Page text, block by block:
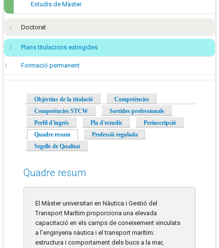
Estudis de Màster
Doctorat
Plans titulacions extingides
Formació permanent
Objectius de la titulació
Competències
Competències STCW
Sortides professionals
Perfil d'ingrés
Pla d'estudis
Preinscripció
Quadre resum (pestanya activa)
Professió regulada
Segells de Qualitat
Quadre resum
El Màster universitari en Nàutica i Gestió del
Transport Marítim proporciona una elevada
capacitació en els camps de coneixement vinculats
a l’enginyeria nàutica i el transport marítim:
estructura i comportament dels bucs a la mar,